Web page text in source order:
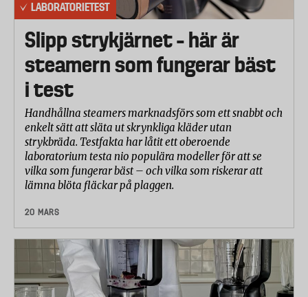
LABORATORIETEST
Slipp strykjärnet – här är
steamern som fungerar bäst
i test
Handhållna steamers marknadsförs som ett snabbt och
enkelt sätt att släta ut skrynkliga kläder utan
strykbräda. Testfakta har låtit ett oberoende
laboratorium testa nio populära modeller för att se
vilka som fungerar bäst – och vilka som riskerar att
lämna blöta fläckar på plaggen.
20 MARS